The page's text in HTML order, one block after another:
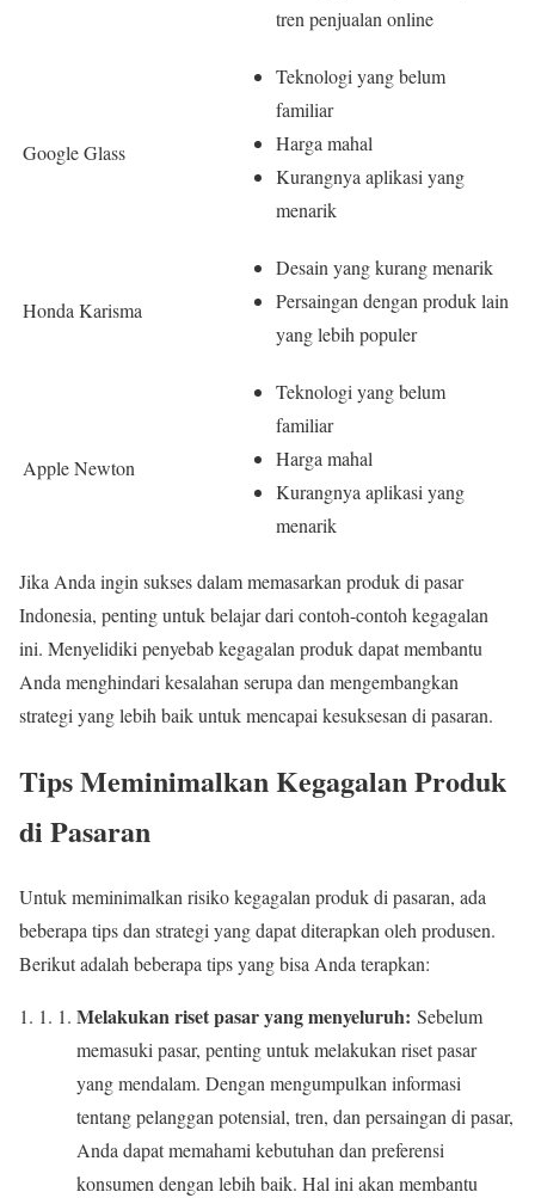
tren penjualan online
Google Glass
Teknologi yang belum
familiar
Harga mahal
Kurangnya aplikasi yang
menarik
Honda Karisma
Desain yang kurang menarik
Persaingan dengan produk lain
yang lebih populer
Apple Newton
Teknologi yang belum
familiar
Harga mahal
Kurangnya aplikasi yang
menarik
Jika Anda ingin sukses dalam memasarkan produk di pasar
Indonesia, penting untuk belajar dari contoh-contoh kegagalan
ini. Menyelidiki penyebab kegagalan produk dapat membantu
Anda menghindari kesalahan serupa dan mengembangkan
strategi yang lebih baik untuk mencapai kesuksesan di pasaran.
Tips Meminimalkan Kegagalan Produk
di Pasaran
Untuk meminimalkan risiko kegagalan produk di pasaran, ada
beberapa tips dan strategi yang dapat diterapkan oleh produsen.
Berikut adalah beberapa tips yang bisa Anda terapkan:
Melakukan riset pasar yang menyeluruh: Sebelum
memasuki pasar, penting untuk melakukan riset pasar
yang mendalam. Dengan mengumpulkan informasi
tentang pelanggan potensial, tren, dan persaingan di pasar,
Anda dapat memahami kebutuhan dan preferensi
konsumen dengan lebih baik. Hal ini akan membantu